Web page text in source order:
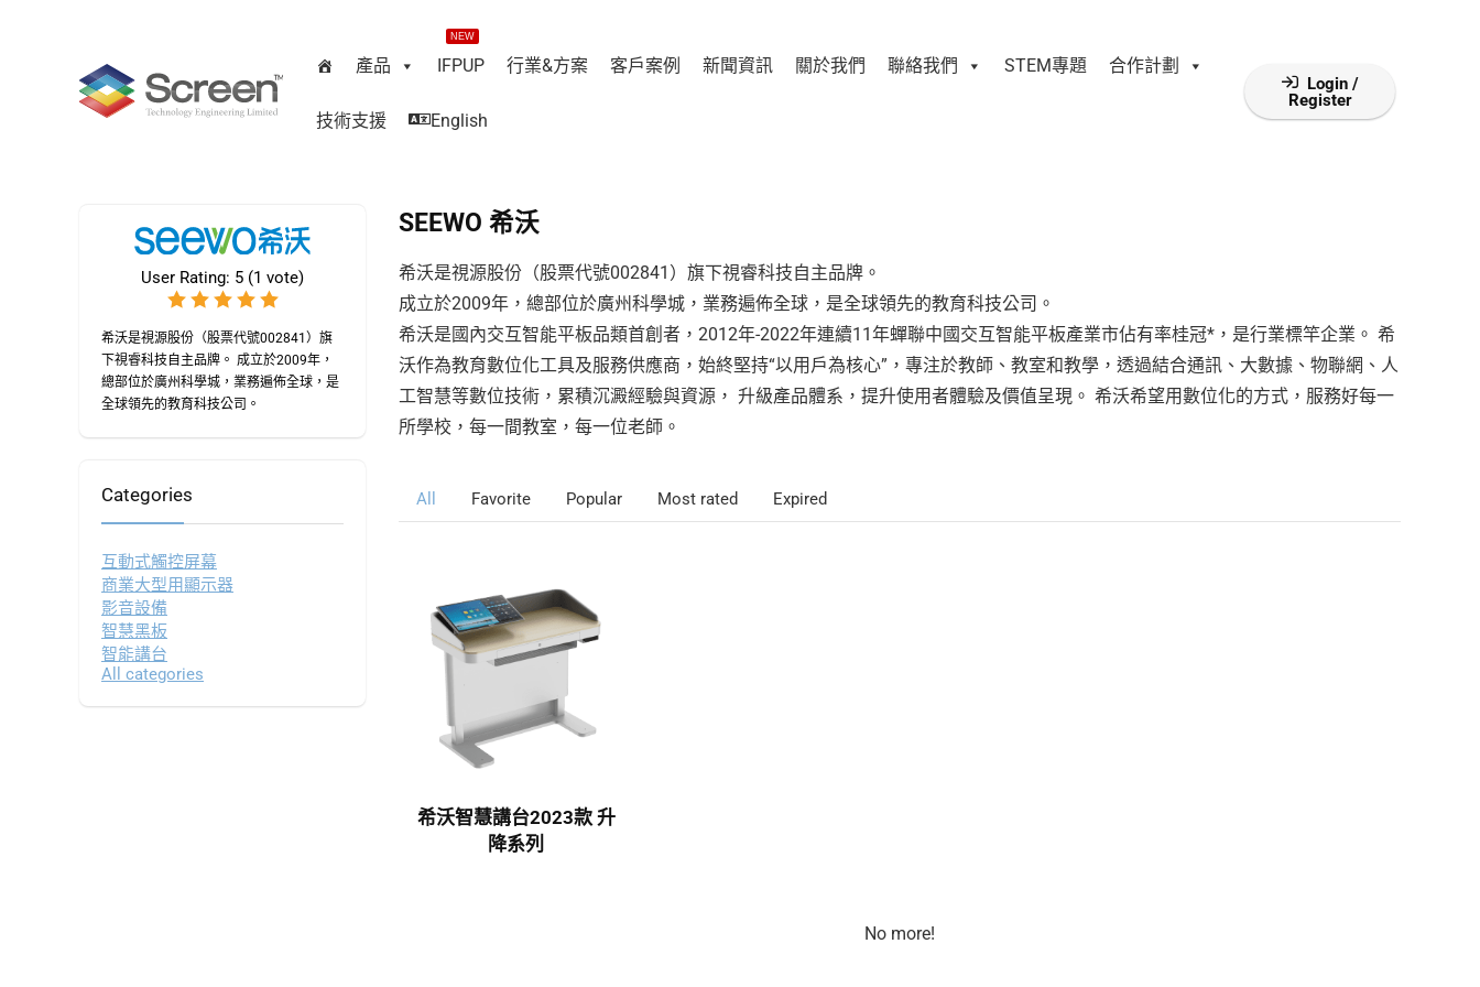
產品
NEW
IFPUP 行業&方案 客戶案例 新聞資訊 關於我們 聯絡我們 STEM專題 合作計劃
技術支援 English
Login /
Register
SEEWO 希沃
希沃是視源股份（股票代號002841）旗下視睿科技自主品牌。
成立於2009年，總部位於廣州科學城，業務遍佈全球，是全球領先的教育科技公司。
希沃是國內交互智能平板品類首創者，2012年-2022年連續11年蟬聯中國交互智能平板產業市佔有率桂冠*，是行業標竿企業。 希
沃作為教育數位化工具及服務供應商，始終堅持“以用戶為核心”，專注於教師、教室和教學，透過結合通訊、大數據、物聯網、人
工智慧等數位技術，累積沉澱經驗與資源， 升級產品體系，提升使用者體驗及價值呈現。 希沃希望用數位化的方式，服務好每一
所學校，每一間教室，每一位老師。
User Rating: 5 (1 vote)
希沃是視源股份（股票代號002841）旗
下視睿科技自主品牌。 成立於2009年，
總部位於廣州科學城，業務遍佈全球，是
全球領先的教育科技公司。
Categories
互動式觸控屏幕
商業大型用顯示器
影音設備
智慧黑板
智能講台
All categories
All Favorite Popular Most rated Expired
希沃智慧講台2023款 升
降系列
No more!